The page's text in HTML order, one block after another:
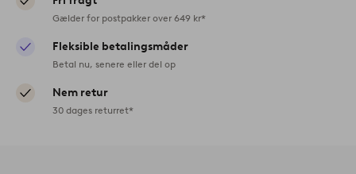
Gælder for postpakker over 649 kr*
Fleksible betalingsmåder
Betal nu, senere eller del op
Nem retur
30 dages returret*